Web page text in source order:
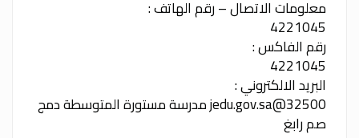
معلومات الاتصال – رقم الهاتف :
4221045
رقم الفاكس :
4221045
البريد الالكتروني :
32500@jedu.gov.sa مدرسة مستورة المتوسطة دمج
صم رابغ